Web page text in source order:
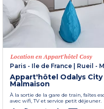
Location en Appart'hôtel Cosy
Paris - Ile de France
Rueil -
Appart'hôtel Odalys City
Malmaison
À la sortie de la gare de train, faîtes
avec wifi, TV et service petit déjeuner.